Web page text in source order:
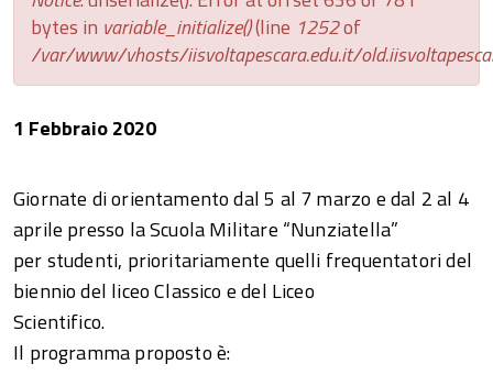
bytes in variable_initialize()(line 1252of
/var/www/vhosts/iisvoltapescara.edu.it/
1 Febbraio 2020
Giornate di orientamento dal 5 al 7 marzo e dal 2 al 4
aprile presso la Scuola Militare “Nunziatella”
per studenti, prioritariamente quelli frequentatori del
biennio del liceo Classico e del Liceo
Scientifico.
Il programma proposto è: